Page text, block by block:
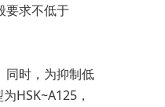
要求不低于
时，为抑制低
HSK~A125，